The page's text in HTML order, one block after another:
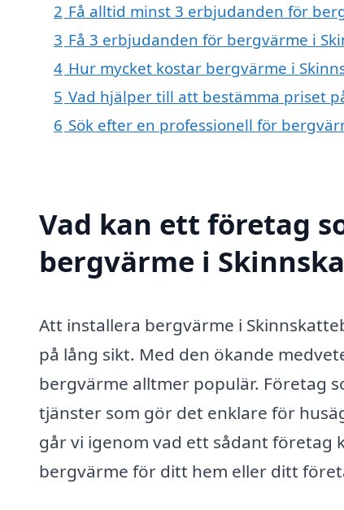
2 Få alltid minst 3 erbjudanden för
3 Få 3 erbjudanden för bergvärme i
4 Hur mycket kostar bergvärme i
5 Vad hjälper till att bestämma priset
6 Sök efter en professionell för
Vad kan ett företag
bergvärme i
Att installera bergvärme i
på lång sikt. Med den ökande
bergvärme alltmer populär. Företag
tjänster som gör det enklare för
går vi igenom vad ett sådant företag
bergvärme för ditt hem eller ditt